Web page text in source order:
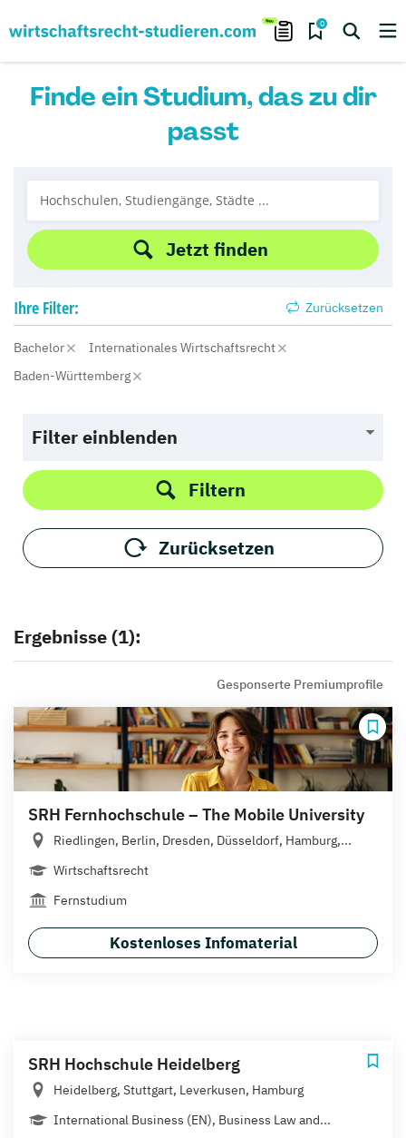
0
Finde ein Studium, das zu dir
passt
Jetzt finden
Ihre Filter: Zurücksetzen
Bachelor
Internationales Wirtschaftsrecht
Baden-Württemberg
Filter einblenden
Filtern
Zurücksetzen
Ergebnisse (1):
Gesponserte Premiumprofile
SRH Fernhochschule – The Mobile University
Riedlingen, Berlin, Dresden, Düsseldorf, Hamburg,...
Wirtschaftsrecht
Fernstudium
Kostenloses Infomaterial
SRH Hochschule Heidelberg
Heidelberg, Stuttgart, Leverkusen, Hamburg
International Business (EN), Business Law and...